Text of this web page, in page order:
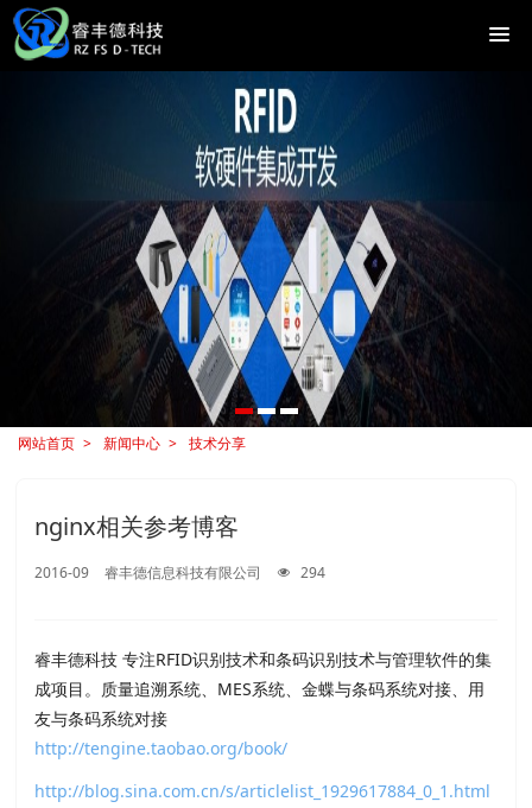
网站首页 新闻中心 技术分享
nginx相关参考博客
2016-09 睿丰德信息科技有限公司 294
睿丰德科技 专注RFID识别技术和条码识别技术与管理软件的集
成项目。质量追溯系统、MES系统、金蝶与条码系统对接、用
友与条码系统对接
http://tengine.taobao.org/book/
http://blog.sina.com.cn/s/articlelist_1929617884_0_1.html